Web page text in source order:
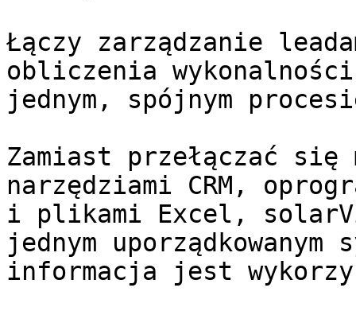
Łączy zarządzanie
obliczenia
jednym, spójnym
Zamiast przełączać się
narzędziami CRM,
i plikami Excel,
jednym uporządkowanym
informacja jest